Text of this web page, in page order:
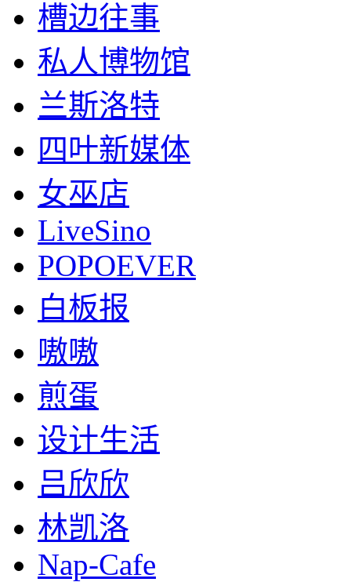
槽边往事
私人博物馆
兰斯洛特
四叶新媒体
女巫店
LiveSino
POPOEVER
白板报
嗷嗷
煎蛋
设计生活
吕欣欣
林凯洛
Nap-Cafe